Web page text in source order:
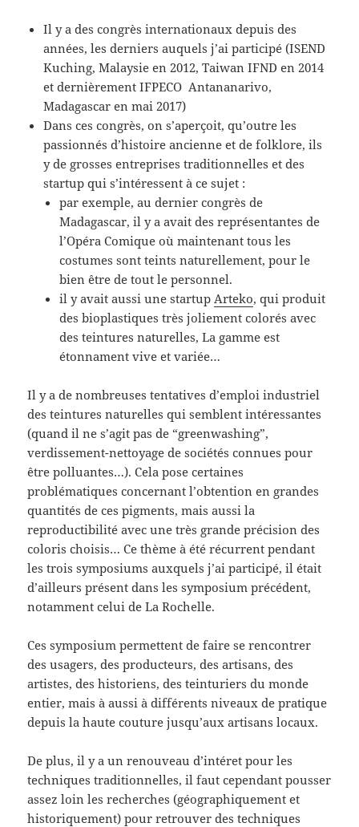
Il y a des congrès internationaux depuis des
années, les derniers auquels j’ai participé (ISEND
Kuching, Malaysie en 2012, Taiwan IFND en 2014
et dernièrement IFPECO Antananarivo,
Madagascar en mai 2017)
Dans ces congrès, on s’aperçoit, qu’outre les
passionnés d’histoire ancienne et de folklore, ils
y de grosses entreprises traditionnelles et des
startup qui s’intéressent à ce sujet :
par exemple, au dernier congrès de
Madagascar, il y a avait des représentantes de
l’Opéra Comique où maintenant tous les
costumes sont teints naturellement, pour le
bien être de tout le personnel.
il y avait aussi une startup Arteko, qui produit
des bioplastiques très joliement colorés avec
des teintures naturelles, La gamme est
étonnament vive et variée…
Il y a de nombreuses tentatives d’emploi industriel
des teintures naturelles qui semblent intéressantes
(quand il ne s’agit pas de “greenwashing”,
verdissement-nettoyage de sociétés connues pour
être polluantes…). Cela pose certaines
problématiques concernant l’obtention en grandes
quantités de ces pigments, mais aussi la
reproductibilité avec une très grande précision des
coloris choisis… Ce thème à été récurrent pendant
les trois symposiums auxquels j’ai participé, il était
d’ailleurs présent dans les symposium précédent,
notamment celui de La Rochelle.
Ces symposium permettent de faire se rencontrer
des usagers, des producteurs, des artisans, des
artistes, des historiens, des teinturiers du monde
entier, mais à aussi à différents niveaux de pratique
depuis la haute couture jusqu’aux artisans locaux.
De plus, il y a un renouveau d’intéret pour les
techniques traditionnelles, il faut cependant pousser
assez loin les recherches (géographiquement et
historiquement) pour retrouver des techniques